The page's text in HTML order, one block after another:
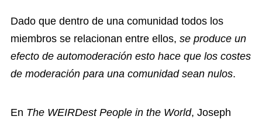
Dado que dentro de una comunidad todos los
miembros se relacionan entre ellos, se produce un
efecto de automoderación esto hace que los costes
de moderación para una comunidad sean nulos.
En The WEIRDest People in the World, Joseph